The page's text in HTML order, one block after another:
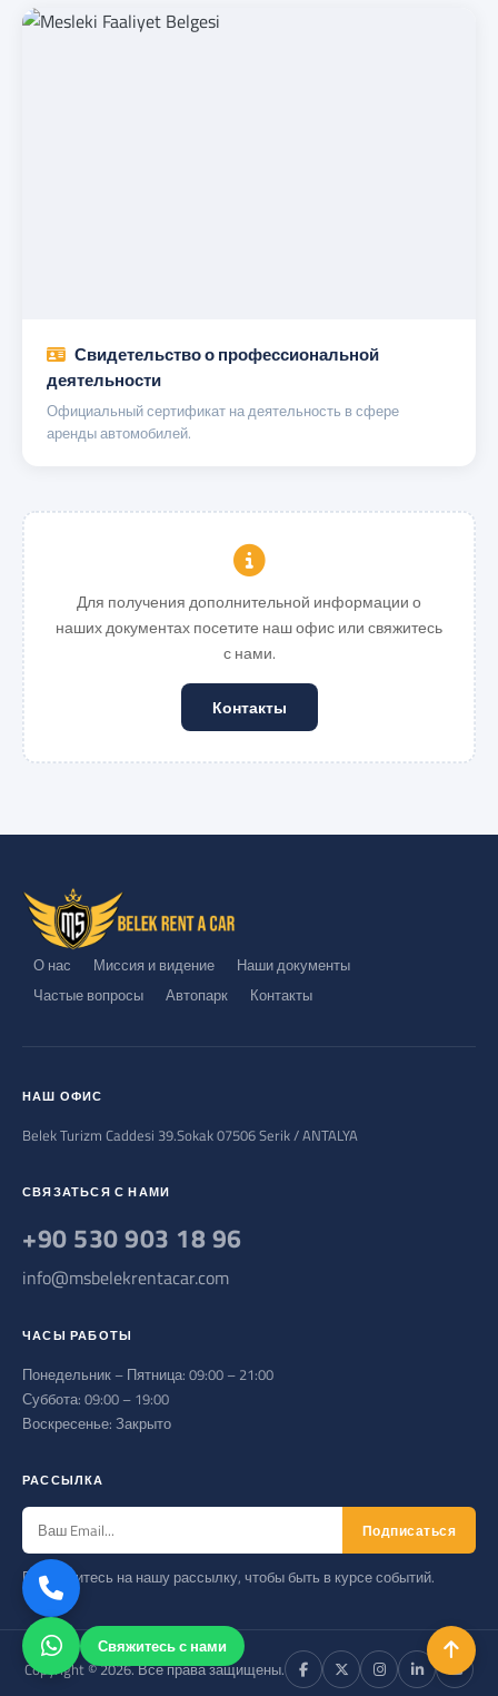
Свидетельство о профессиональной
деятельности
Официальный сертификат на деятельность в сфере
аренды автомобилей.
Для получения дополнительной информации о
наших документах посетите наш офис или свяжитесь
с нами.
Контакты
О нас Миссия и видение
Наши документы
Частые вопросы
Автопарк Контакты
НАШ ОФИС
Belek Turizm Caddesi 39.Sokak 07506 Serik / ANTALYA
СВЯЗАТЬСЯ С НАМИ
+90 530 903 18 96
info@msbelekrentacar.com
ЧАСЫ РАБОТЫ
Понедельник – Пятница: 09:00 – 21:00
Суббота: 09:00 – 19:00
Воскресенье: Закрыто
РАССЫЛКА
Подписаться
Подпишитесь на нашу рассылку, чтобы быть в курсе событий.
Copyright © 2026. Все права защищены.
Свяжитесь с нами